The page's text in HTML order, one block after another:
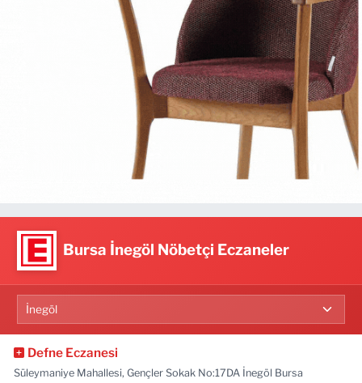
Bursa İnegöl Nöbetçi Eczaneler
Defne Eczanesi
Süleymaniye Mahallesi, Gençler Sokak No:17DA İnegöl Bursa